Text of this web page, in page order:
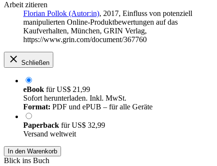
Arbeit zitieren
Florian Pollok (Autor:in), 2017, Einfluss von potenziell
manipulierten Online-Produktbewertungen auf das
Kaufverhalten, München, GRIN Verlag,
https://www.grin.com/document/367760
Schließen
eBook fürUS$ 21,99
Sofort herunterladen. Inkl. MwSt.
Format: PDF und ePUB – für alle Geräte
Paperback fürUS$ 32,99
Versand weltweit
In den Warenkorb
Blick ins Buch